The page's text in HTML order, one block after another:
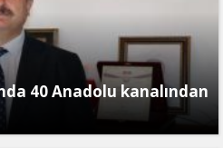
40 Anadolu kanalından